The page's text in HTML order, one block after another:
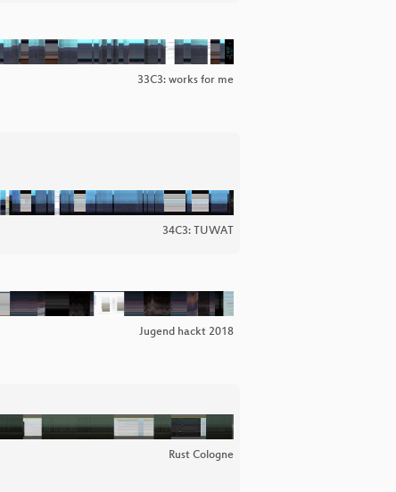
33C3: works for me
34C3: TUWAT
Jugend hackt 2018
Rust Cologne